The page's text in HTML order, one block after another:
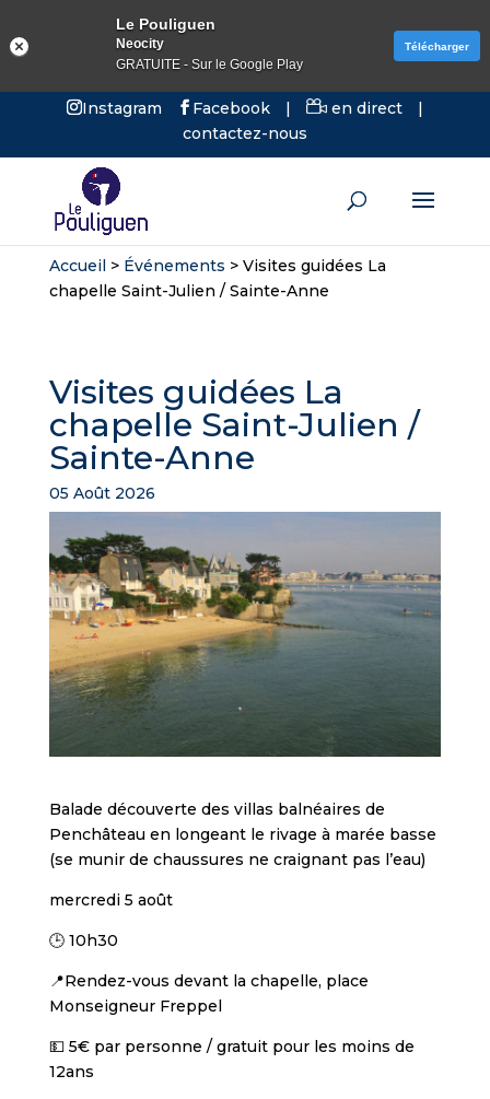
Instagram Facebook | en direct
|
contactez-nous
Accueil> Événements > Visites guidées La
chapelle Saint-Julien / Sainte-Anne
Visites guidées La
chapelle Saint-Julien /
Sainte-Anne
05 Août 2026
Balade découverte des villas balnéaires de
Penchâteau en longeant le rivage à marée basse
(se munir de chaussures ne craignant pas l’eau)
mercredi 5 août
🕒 10h30
📍Rendez-vous devant la chapelle, place
Monseigneur Freppel
💵 5€ par personne / gratuit pour les moins de
12ans
Le Pouliguen
Neocity
GRATUITE - Sur le Google Play
Télécharger